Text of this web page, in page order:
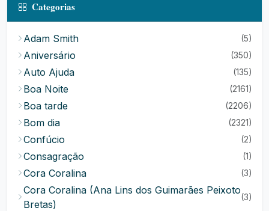
Categorias
Adam Smith (5)
Aniversário (350)
Auto Ajuda (135)
Boa Noite (2161)
Boa tarde (2206)
Bom dia (2321)
Confúcio (2)
Consagração (1)
Cora Coralina (3)
Cora Coralina (Ana Lins dos Guimarães Peixoto
Bretas)
(3)